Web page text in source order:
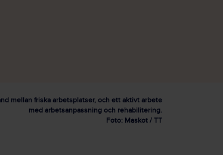
mellan friska arbetsplatser, och ett aktivt arbete
med arbetsanpassning och rehabilitering.
Foto: Maskot / TT